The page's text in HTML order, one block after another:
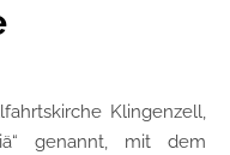
Klingenzell,
genannt, mit dem